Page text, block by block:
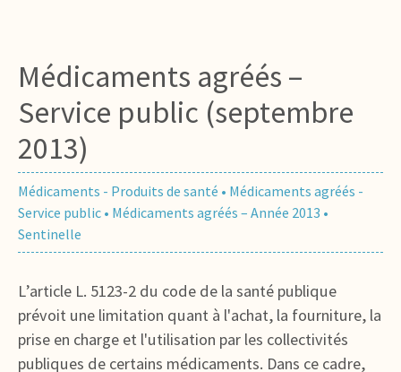
Médicaments agréés –
Service public (septembre
2013)
Médicaments - Produits de santé • Médicaments agréés -
Service public • Médicaments agréés – Année 2013 •
Sentinelle
L’article L. 5123-2 du code de la santé publique
prévoit une limitation quant à l'achat, la fourniture, la
prise en charge et l'utilisation par les collectivités
publiques de certains médicaments. Dans ce cadre,